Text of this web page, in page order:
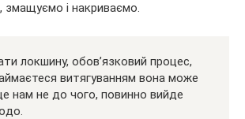
змащуємо і накриваємо.
локшину, обов’язковий процес,
витягуванням вона може
нам не до чого, повинно вийде